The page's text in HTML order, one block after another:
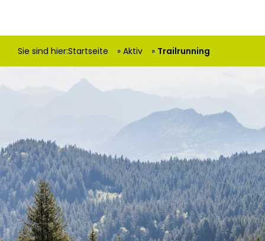
Sie sind hier:Startseite Aktiv Trailrunning